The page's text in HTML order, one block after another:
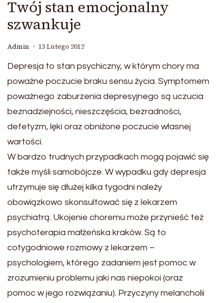
Twój stan emocjonalny
szwankuje
Admin 13 Lutego 2012
Depresja to stan psychiczny, w którym chory ma
poważne poczucie braku sensu życia. Symptomem
poważnego zaburzenia depresyjnego są uczucia
beznadziejności, nieszczęścia, bezradności,
defetyzm, lęki oraz obniżone poczucie własnej
wartości.
W bardzo trudnych przypadkach mogą pojawić się
także myśli samobójcze. W wypadku gdy depresja
utrzymuje się dłużej kilka tygodni należy
obowiązkowo skonsultować się z lekarzem
psychiatrą. Ukojenie choremu może przynieść też
psychoterapia małżeńska kraków. Są to
cotygodniowe rozmowy z lekarzem –
psychologiem, którego zadaniem jest pomoc w
zrozumieniu problemu jaki nas niepokoi (oraz
pomoc w jego rozwiązaniu). Przyczyny melancholii